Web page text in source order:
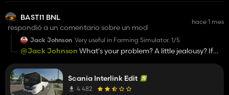
BASTI1 BNL
respondió a un comentario sobre un mod
hace 1 mes
Jack Johnson Very useful in Farming Simulator. 1/5
@Jack Johnson What's your problem? A little jealousy? If
looking for elsewhere. If you have another issue, send
Kingmods a private message, and we can discuss your
rating criteria! Otherwise, I suggest you refrain from
Scania Interlink Edit
4 482